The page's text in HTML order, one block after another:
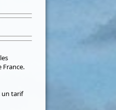
un tarif